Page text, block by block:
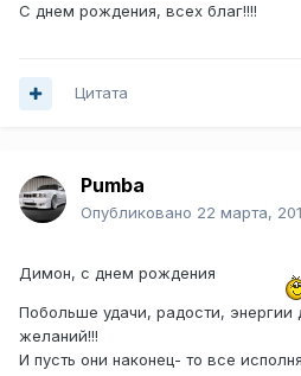
С днем рождения, всех благ!!!!
Цитата
Pumba
Опубликовано 22 марта,
Димон, с днем рождения
Побольше удачи, радости, энергии
желаний!!!
И пусть они наконец- то все